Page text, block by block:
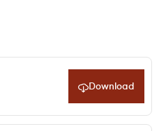
Download